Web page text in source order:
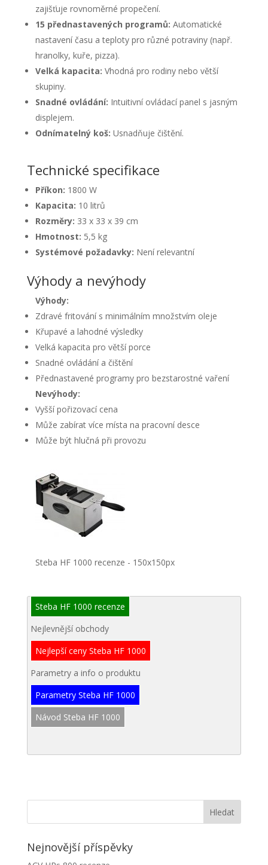
zajišťuje rovnoměrné propečení.
15 přednastavených programů: Automatické
nastavení času a teploty pro různé potraviny (např.
hranolky, kuře, pizza).
Velká kapacita: Vhodná pro rodiny nebo větší
skupiny.
Snadné ovládání: Intuitivní ovládací panel s jasným
displejem.
Odnímatelný koš: Usnadňuje čištění.
Technické specifikace
Příkon: 1800 W
Kapacita: 10 litrů
Rozměry: 33 x 33 x 39 cm
Hmotnost: 5,5 kg
Systémové požadavky: Není relevantní
Výhody a nevýhody
Výhody:
Zdravé fritování s minimálním množstvím oleje
Křupavé a lahodné výsledky
Velká kapacita pro větší porce
Snadné ovládání a čištění
Přednastavené programy pro bezstarostné vaření
Nevýhody:
Vyšší pořizovací cena
Může zabírat více místa na pracovní desce
Může být hlučná při provozu
Steba HF 1000 recenze - 150x150px
Steba HF 1000 recenze
Nejlevnější obchody
Nejlepší ceny Steba HF 1000
Parametry a info o produktu
Parametry Steba HF 1000
Návod Steba HF 1000
Nejnovější příspěvky